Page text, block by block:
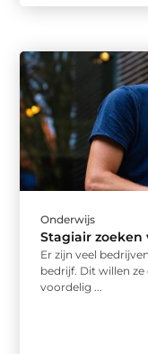
Onderwijs
Stagiair
Er zijn veel
bedrijf. Dit willen
voordelig ...